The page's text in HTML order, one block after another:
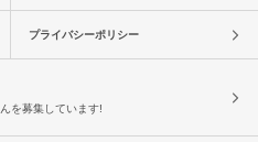
プライバシーポリシー
を募集しています!